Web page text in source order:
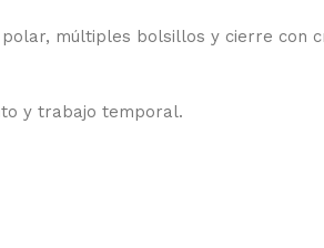
múltiples bolsillos y cierre
y trabajo temporal.